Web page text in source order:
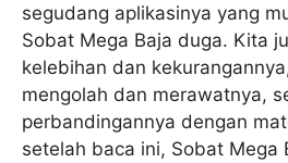
segudang aplikasinya yang
Sobat Mega Baja duga. Kita
kelebihan dan
mengolah dan merawatnya,
perbandingannya dengan
setelah baca ini, Sobat Mega